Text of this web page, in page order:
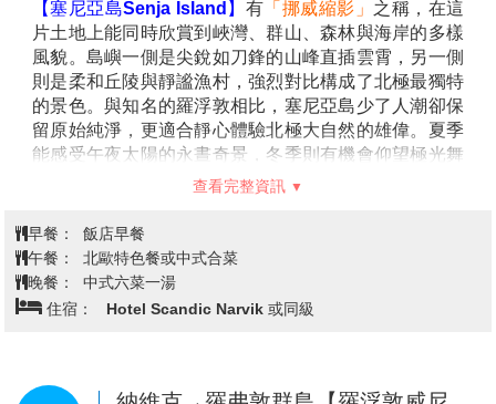
坐落在峽灣與群山之間，教堂以獨特建築和靜謐氛圍吸
引旅人，是造訪特羅姆瑟不可錯過的景點。
【特羅姆瑟大橋Tromso Bridge】於1960年落成，全長
1,036公尺，是挪威最早的大型懸臂橋之一。大橋橫跨
特羅姆瑟海峽，連接市中心與對岸的特羅姆瑟島東部，
造型優雅，以連綿起伏的橋拱設計聞名。
中段參考航班：奧斯陸/特羅姆瑟 SK4412 13:00/15:00
早餐： 機上簡餐
午餐： 配合航班，敬請自理
晚餐：
中式六菜一湯
住宿： Hotel Scandic Grand Tromso 或同級
特羅姆瑟→塞尼亞島【黃金廁所、峽